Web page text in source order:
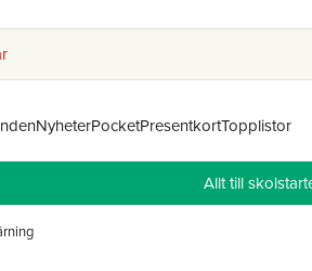
NyheterPocketPresentkortTopplistor
Allt till